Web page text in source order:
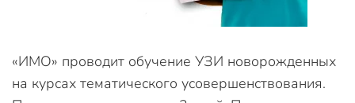
«ИМО» проводит обучение УЗИ новорожденных
на курсах тематического усовершенствования.